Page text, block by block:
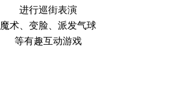
进行巡街表演
魔术、变脸、派发气球
等有趣互动游戏